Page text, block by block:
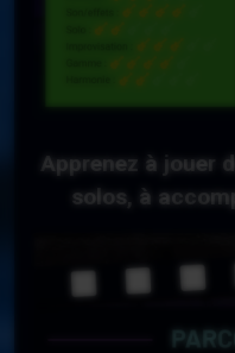
Apprenez à jouer
solos, à